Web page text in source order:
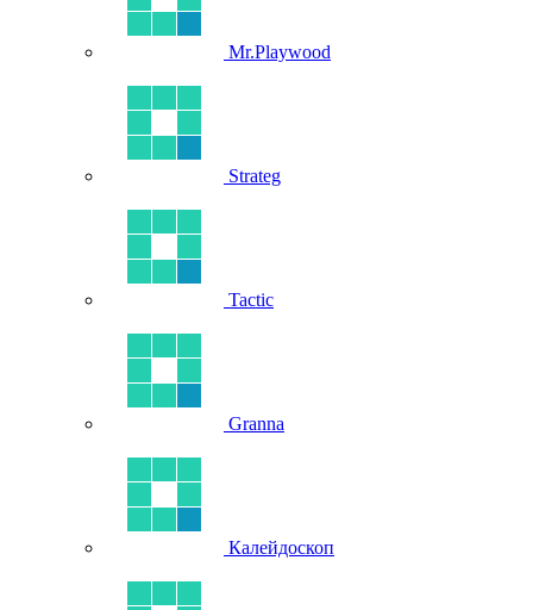
Mr.Playwood
Strateg
Tactic
Granna
Калейдоскоп